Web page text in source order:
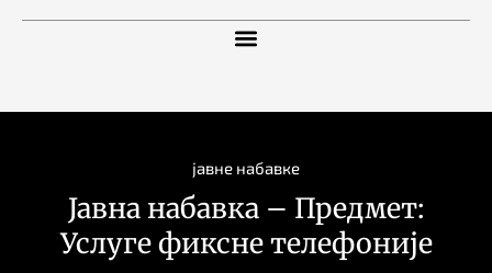
јавне набавке
Јавна набавка – Предмет:
Услуге фиксне телефоније